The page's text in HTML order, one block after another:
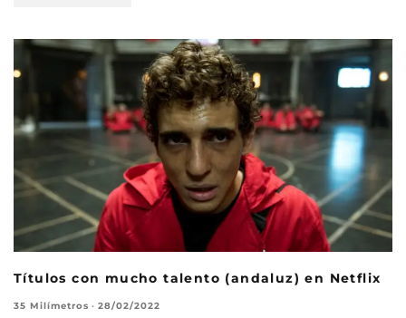
Títulos con mucho talento (andaluz) en Netflix
35 Milímetros · 28/02/2022